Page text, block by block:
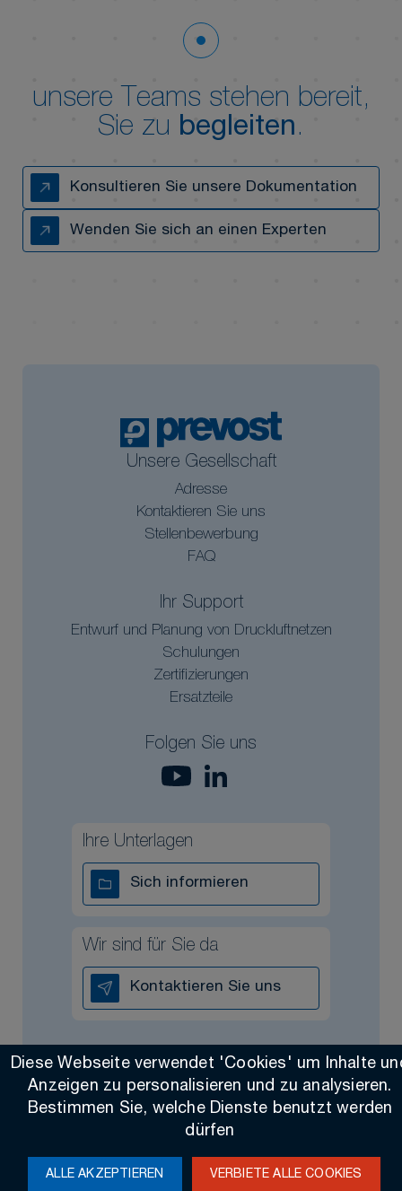
unsere Teams stehen bereit,
Sie zu begleiten.
Konsultieren Sie unsere Dokumentation
Wenden Sie sich an einen Experten
Unsere Gesellschaft
Adresse
Kontaktieren Sie uns
Stellenbewerbung
FAQ
Ihr Support
Entwurf und Planung von Druckluftnetzen
Schulungen
Zertifizierungen
Ersatzteile
Folgen Sie uns
Ihre Unterlagen
Sich informieren
Wir sind für Sie da
Kontaktieren Sie uns
Alle Rechte vorbehalten @ 2026 Contact Impressum
Diese Webseite verwendet 'Cookies' um Inhalte
Anzeigen zu personalisieren und zu analysieren.
Bestimmen Sie, welche Dienste benutzt werden
dürfen
ALLE AKZEPTIEREN VERBIETE ALLE COOKIES